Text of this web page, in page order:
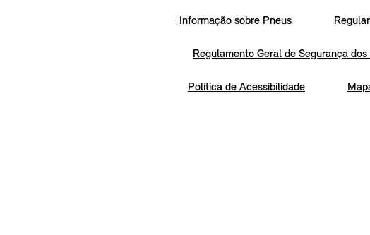
Informação sobre Pneus
Regulamento Geral de Segurança
Política de Acessibilidade